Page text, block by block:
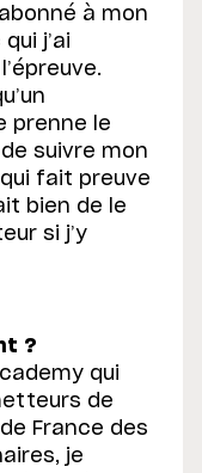
à mon
j’ai
prenne le
suivre mon
fait preuve
bien de le
si j’y
?
qui
de
France des
je